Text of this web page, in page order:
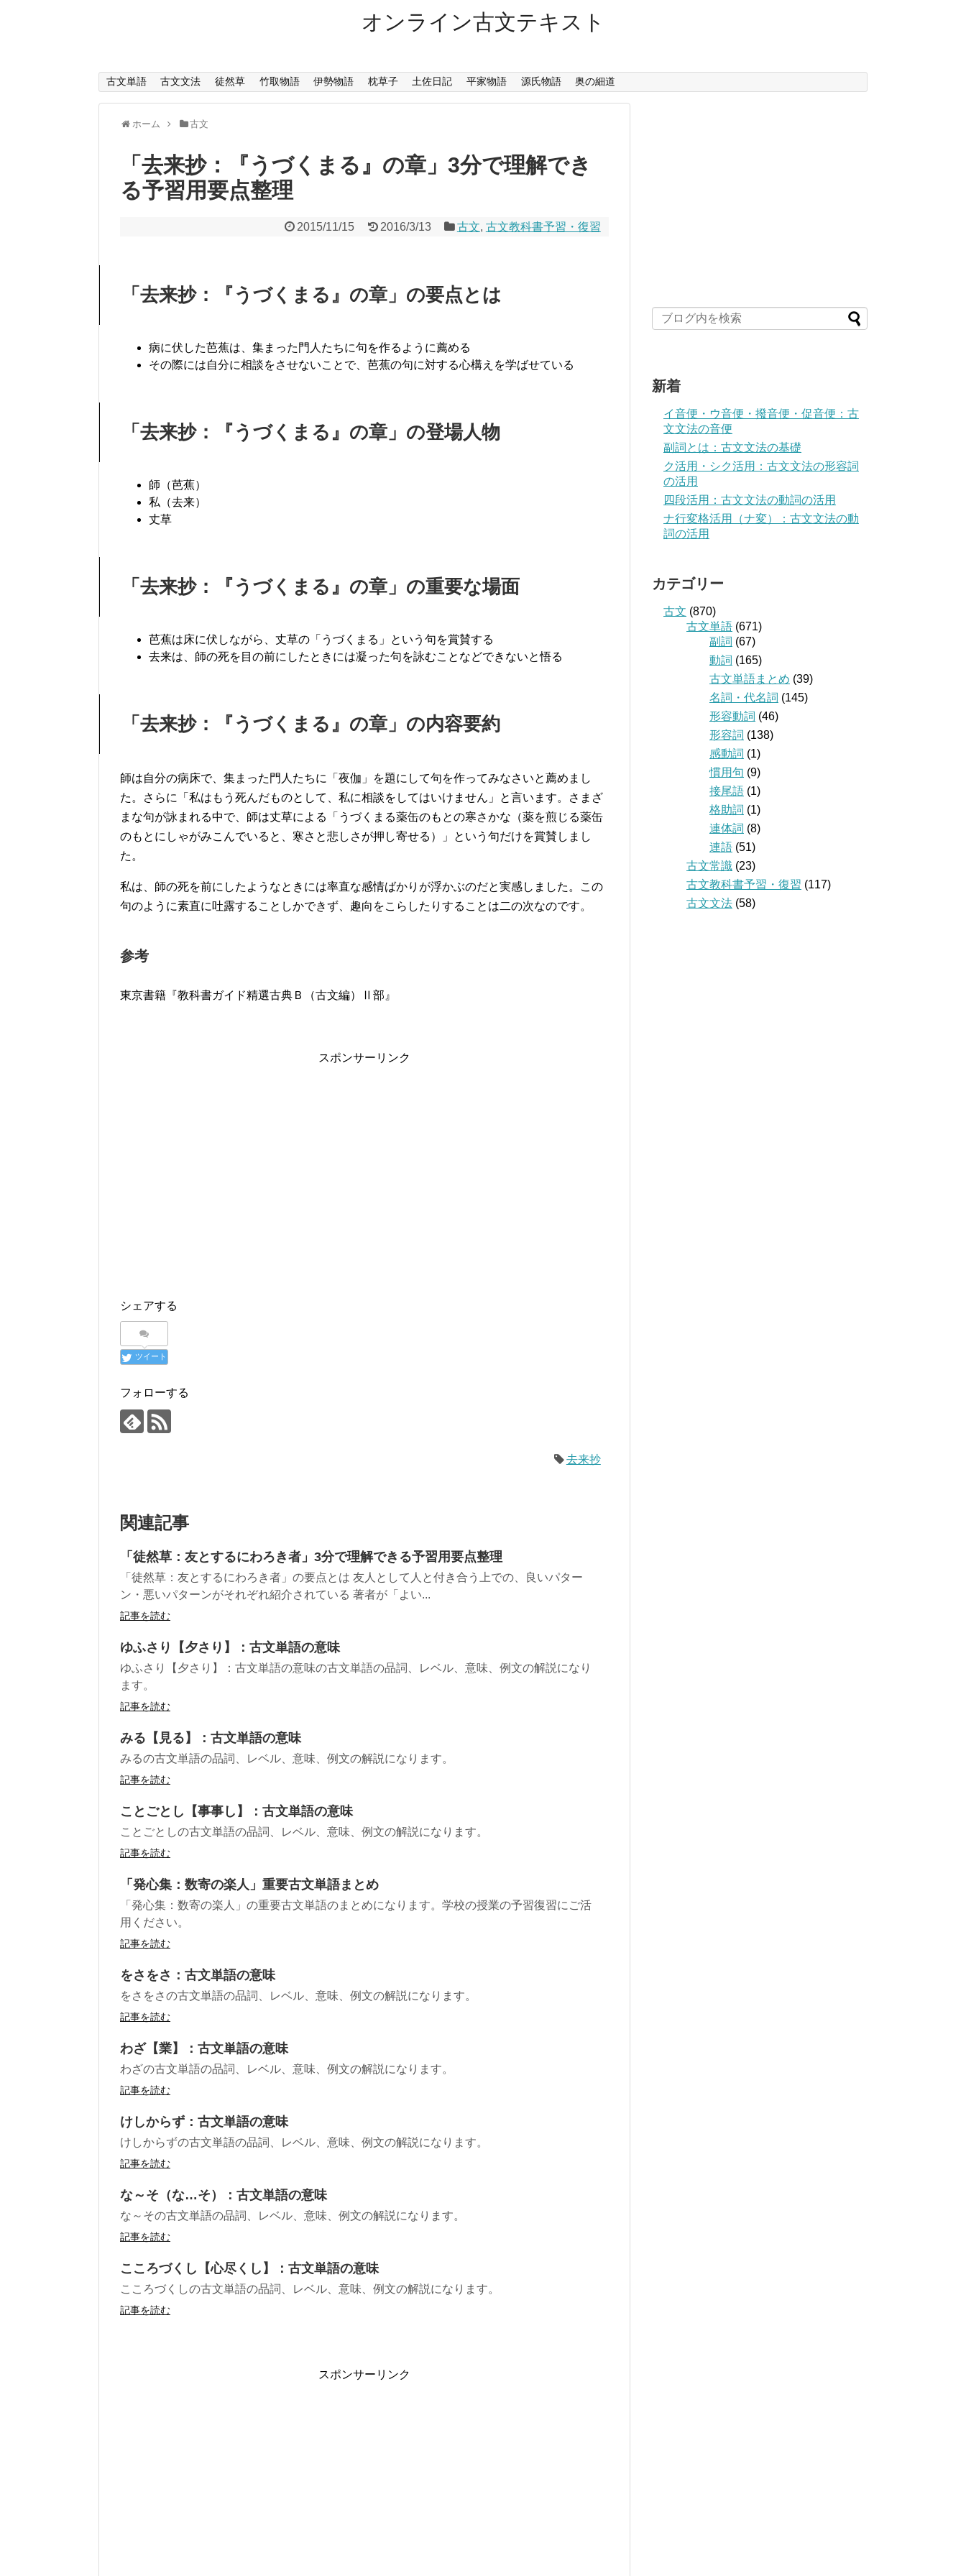
オンライン古文テキスト
古文単語 古文文法 徒然草 竹取物語 伊勢物語 枕草子 土佐日記 平家物語 源氏物語 奥の細道
ホーム 古文
「去来抄：『うづくまる』の章」3分で理解でき
る予習用要点整理
2015/11/15 2016/3/13 古文, 古文教科書予習・復習
「去来抄：『うづくまる』の章」の要点とは
病に伏した芭蕉は、集まった門人たちに句を作るように薦める
その際には自分に相談をさせないことで、芭蕉の句に対する心構えを学ばせている
「去来抄：『うづくまる』の章」の登場人物
師（芭蕉）
私（去来）
丈草
「去来抄：『うづくまる』の章」の重要な場面
芭蕉は床に伏しながら、丈草の「うづくまる」という句を賞賛する
去来は、師の死を目の前にしたときには凝った句を詠むことなどできないと悟る
「去来抄：『うづくまる』の章」の内容要約
師は自分の病床で、集まった門人たちに「夜伽」を題にして句を作ってみなさいと薦めまし
た。さらに「私はもう死んだものとして、私に相談をしてはいけません」と言います。さまざ
まな句が詠まれる中で、師は丈草による「うづくまる薬缶のもとの寒さかな（薬を煎じる薬缶
のもとにしゃがみこんでいると、寒さと悲しさが押し寄せる）」という句だけを賞賛しまし
た。
私は、師の死を前にしたようなときには率直な感情ばかりが浮かぶのだと実感しました。この
句のように素直に吐露することしかできず、趣向をこらしたりすることは二の次なのです。
参考
東京書籍『教科書ガイド精選古典Ｂ（古文編）Ⅱ部』
スポンサーリンク
シェアする
ツイート
フォローする
去来抄
関連記事
「徒然草：友とするにわろき者」3分で理解できる予習用要点整理
「徒然草：友とするにわろき者」の要点とは 友人として人と付き合う上での、良いパター
ン・悪いパターンがそれぞれ紹介されている 著者が「よい...
記事を読む
ゆふさり【夕さり】：古文単語の意味
ゆふさり【夕さり】：古文単語の意味の古文単語の品詞、レベル、意味、例文の解説になり
ます。
記事を読む
みる【見る】：古文単語の意味
みるの古文単語の品詞、レベル、意味、例文の解説になります。
記事を読む
ことごとし【事事し】：古文単語の意味
ことごとしの古文単語の品詞、レベル、意味、例文の解説になります。
記事を読む
「発心集：数寄の楽人」重要古文単語まとめ
「発心集：数寄の楽人」の重要古文単語のまとめになります。学校の授業の予習復習にご活
用ください。
記事を読む
をさをさ：古文単語の意味
をさをさの古文単語の品詞、レベル、意味、例文の解説になります。
記事を読む
わざ【業】：古文単語の意味
わざの古文単語の品詞、レベル、意味、例文の解説になります。
記事を読む
けしからず：古文単語の意味
けしからずの古文単語の品詞、レベル、意味、例文の解説になります。
記事を読む
な～そ（な…そ）：古文単語の意味
な～その古文単語の品詞、レベル、意味、例文の解説になります。
記事を読む
こころづくし【心尽くし】：古文単語の意味
こころづくしの古文単語の品詞、レベル、意味、例文の解説になります。
記事を読む
スポンサーリンク
新着
イ音便・ウ音便・撥音便・促音便：古
文文法の音便
副詞とは：古文文法の基礎
ク活用・シク活用：古文文法の形容詞
の活用
四段活用：古文文法の動詞の活用
ナ行変格活用（ナ変）：古文文法の動
詞の活用
カテゴリー
古文 (870)
古文単語 (671)
副詞 (67)
動詞 (165)
古文単語まとめ (39)
名詞・代名詞 (145)
形容動詞 (46)
形容詞 (138)
感動詞 (1)
慣用句 (9)
接尾語 (1)
格助詞 (1)
連体詞 (8)
連語 (51)
古文常識 (23)
古文教科書予習・復習 (117)
古文文法 (58)